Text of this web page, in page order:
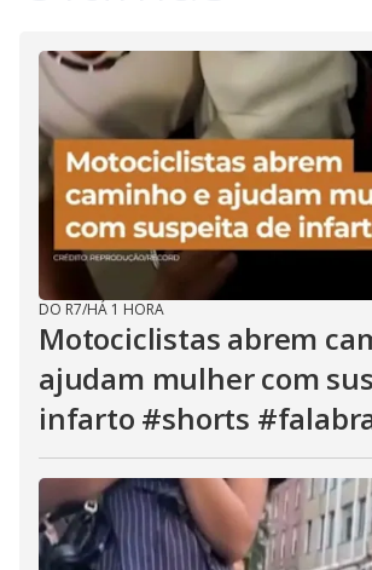
d
e
o
DO R7/HÁ 1 HORA
Motociclistas abrem
ajudam mulher com
infarto #shorts